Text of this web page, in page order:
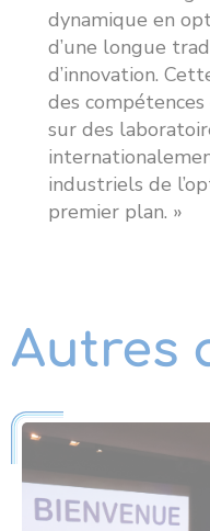
dynamique en
d’une longue
d’innovation.
des
sur des
industriels de
premier plan. »
Autres